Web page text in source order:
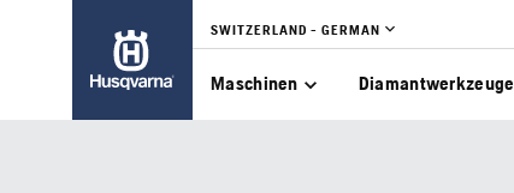
SWITZERLAND - GERMAN
Maschinen Diamantwerkzeuge